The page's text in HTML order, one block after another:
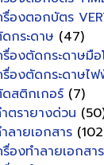
รื่องตอกบัตร
กระดาษ (47)
รื่องตัดกระดาษมื
รื่องตัดกระดาษไ
ดสติกเกอร์ (7)
ตรายางด่วน
ลายเอกสาร
รื่องทำลายเอกสา